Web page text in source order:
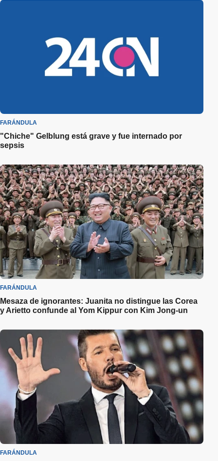
FARÁNDULA
"Chiche" Gelblung está grave y fue internado por
sepsis
FARÁNDULA
Mesaza de ignorantes: Juanita no distingue las Corea
y Arietto confunde al Yom Kippur con Kim Jong-un
FARÁNDULA